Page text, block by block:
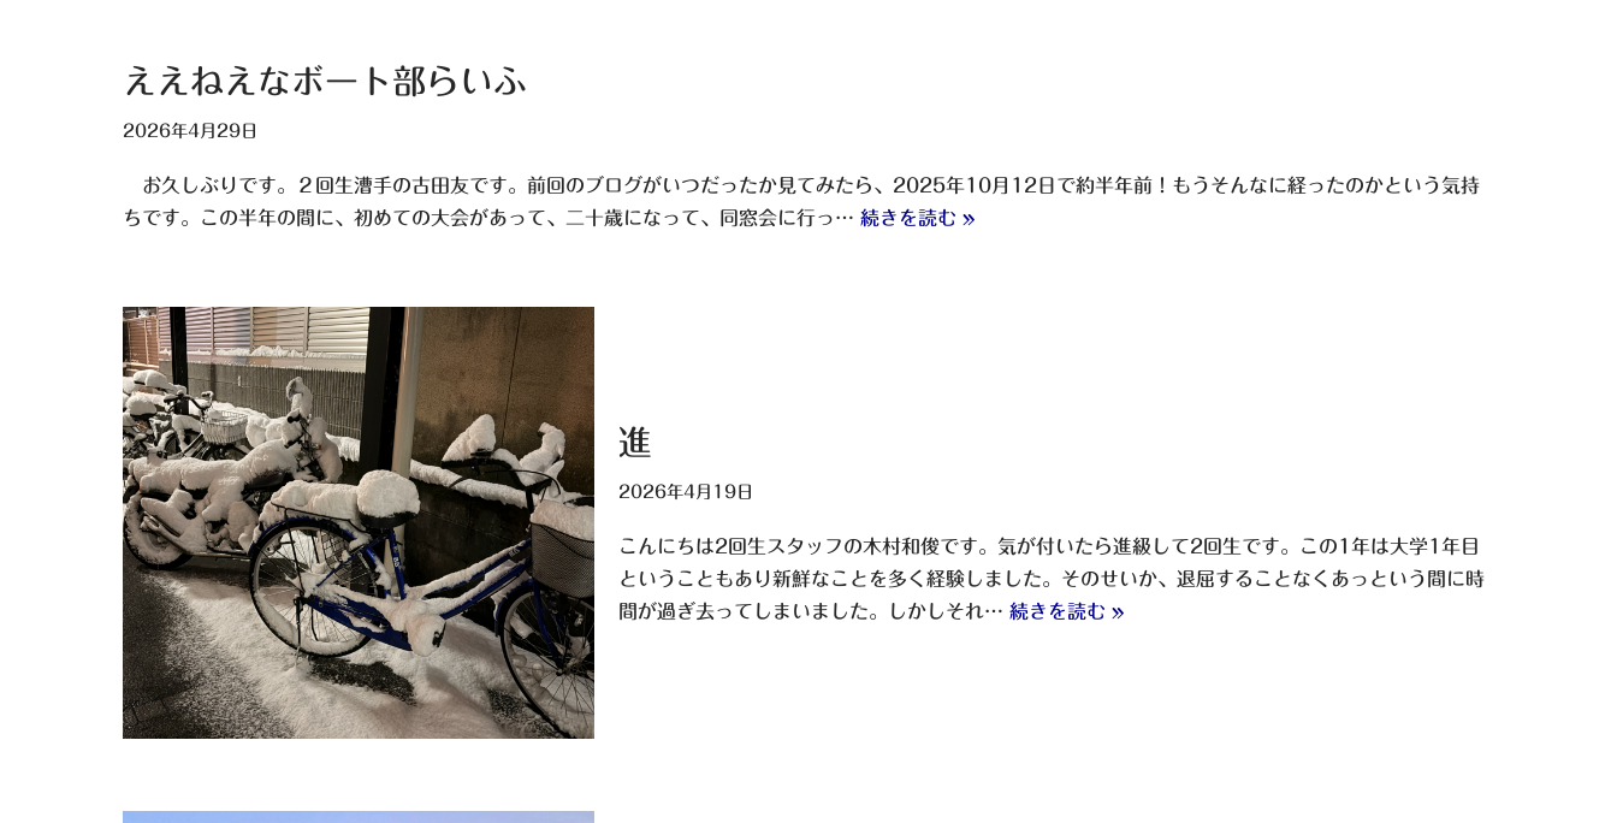
ええねえなボート部らいふ
2026年4月29日
お久しぶりです。２回生漕手の古田友です。前回のブログがいつだったか見てみたら、2025年10月12日で約半年前！もうそんなに経ったのかという気持
ちです。この半年の間に、初めての大会があって、二十歳になって、同窓会に行っ… 続きを読む »
進
2026年4月19日
こんにちは2回生スタッフの木村和俊です。気が付いたら進級して2回生です。この1年は大学1年目
ということもあり新鮮なことを多く経験しました。そのせいか、退屈することなくあっという間に時
間が過ぎ去ってしまいました。しかしそれ… 続きを読む »